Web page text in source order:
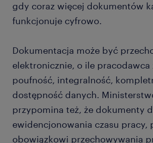
gdy coraz więcej dokumentów
funkcjonuje cyfrowo.
Dokumentacja może być
elektronicznie, o ile pracodawca
poufność, integralność,
dostępność danych.
przypomina też, że dokumenty
ewidencjonowania czasu pracy,
obowiązkowi przechowywania